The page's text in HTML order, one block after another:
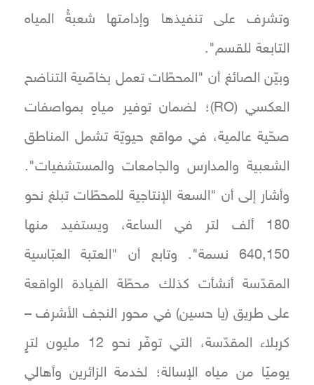
وتشرف على تنفيذها وإدامتها شعبةُ المياه
التابعة للقسم".
وبيّن الصائغ أن "المحطّات تعمل بخاصّية التناضح
العكسي (RO)؛ لضمان توفير مياهٍ بمواصفات
صحّية عالمية، في مواقع حيويّة تشمل المناطق
الشعبية والمدارس والجامعات والمستشفيات".
وأشار إلى أن "السعة الإنتاجية للمحطّات تبلغ نحو
180 ألف لتر في الساعة، ويستفيد منها
640,150 نسمة". وتابع أن "العتبة العبّاسية
المقدّسة أنشأت كذلك محطّة الفيادة الواقعة
على طريق (يا حسين) في محور النجف الأشرف –
كربلاء المقدّسة، التي توفّر نحو 12 مليون لترٍ
يوميًا من مياه الإسالة؛ لخدمة الزائرين وأهالي